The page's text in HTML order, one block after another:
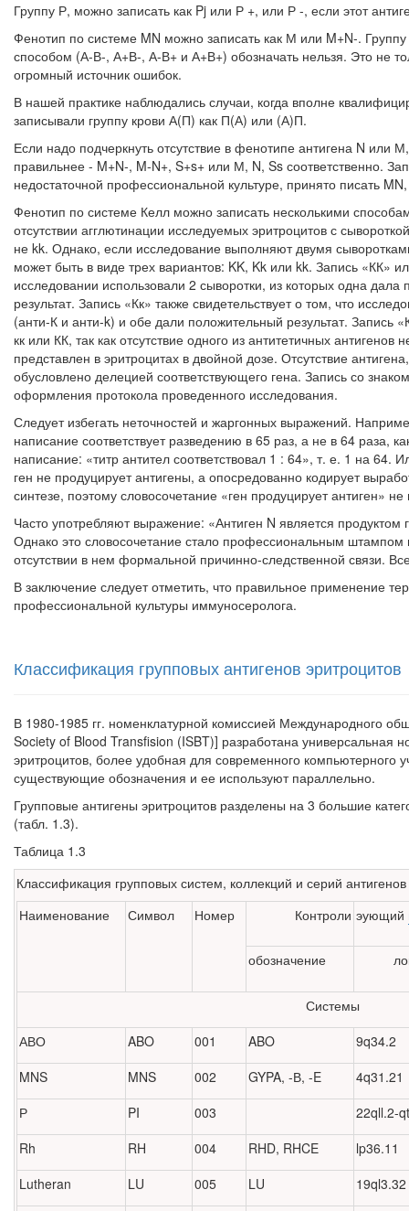
Группу Р, можно записать как Pj или Р +, или Р -, если этот
Фенотип по системе MN можно записать как М или M+N-.
способом (А-В-, А+В-, А-В+ и А+В+) обозначать нельзя. Это не
огромный источник ошибок.
В нашей практике наблюдались случаи, когда вполне
записывали группу крови А(П) как П(А) или (А)П.
Если надо подчеркнуть отсутствие в фенотипе антигена N или
правильнее - M+N-, M-N+, S+s+ или М, N, Ss соответ­ственно.
недостаточной профессиональ­ной культуре, принято писать
Фенотип по системе Келл можно записать несколькими
отсутствии агглютинации исследуемых эритроцитов с
не kk. Однако, если исследова­ние выполняют двумя
мо­жет быть в виде трех вариантов: KK, Kk или kk. Запись «КК»
исследовании использовали 2 сыворотки, из кото­рых одна
результат. Запись «Кк» также свидетельствует о том, что
(анти-К и анти-k) и обе дали положительный результат. Запись
кк или КК, так как отсутствие одного из антите­тичных антигенов
представлен в эритро­цитах в двойной дозе. Отсутствие
обусловлено делецией соответствующего гена. Запись со
оформления протокола проведенного исследования.
Следует избегать неточностей и жаргонных выражений.
написание соответствует разведению в 65 раз, а не в 64 раза,
написание: «титр антител соответствовал 1 : 64», т. е. 1 на 64.
ген не продуциру­ет антигены, а опосредованно кодирует
синтезе, поэтому словосочетание «ген продуцирует антиген»
Часто употребляют выражение: «Антиген N является продуктом
Однако это словосочетание стало профессиональным
отсутствии в нем формальной причинно-следственной связи.
В заключение следует отметить, что правильное применение
профессиональной культуры иммуносеролога.
Классификация групповых антигенов эритроцитов
В 1980-1985 гг. номенклатурной комиссией Международного
Society of Blood Transfision (ISBT)] разработана универсальная
эритроцитов, более удобная для современного компьютерного
су­ществующие обозначения и ее используют параллельно.
Групповые антигены эритроцитов разделены на 3 большие
(табл. 1.3).
Таблица 1.3
Классификация групповых систем, коллекций и серий
Наименование
Символ Номер Контроли эующий
обозначение
Системы
АВО
ABO 001 ABO
9q34.2
MNS
MNS 002 GYPA, -В, -E
4q31.21
Р
PI 003
22qll.2-
Rh
RH 004 RHD, RHCE
lp36.11
Lutheran
LU 005 LU
19ql3.32